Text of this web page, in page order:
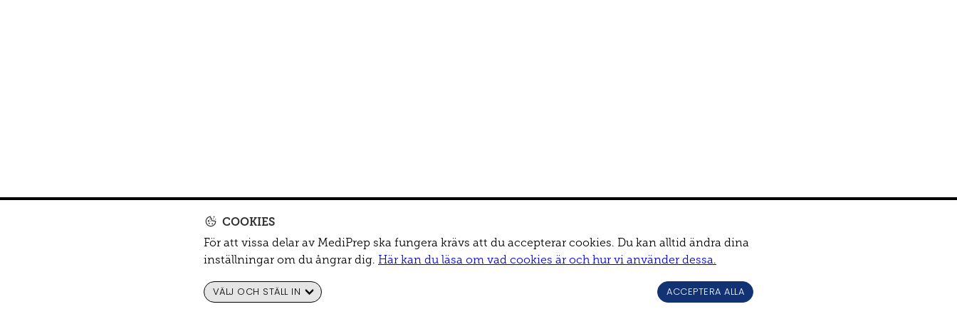
COOKIES
För att vissa delar av MediPrep ska fungera krävs att du accepterar cookies. Du kan alltid ändra dina
inställningar om du ångrar dig. Här kan du läsa om vad cookies är och hur vi använder dessa.
VÄLJ OCH STÄLL IN ACCEPTERA ALLA